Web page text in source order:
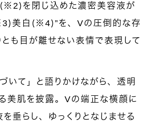
※2）を閉じ込めた濃密美容液が
）美白（※4）”を、Vの圧倒的な存
も目が離せない表情で表現して
いて」と語りかけながら、透明
る美肌を披露。Vの端正な横顔に
垂らし、ゆっくりとなじませる